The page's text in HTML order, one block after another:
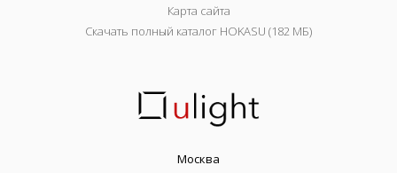
Карта сайта
Скачать полный каталог HOKASU (182 МБ)
Москва